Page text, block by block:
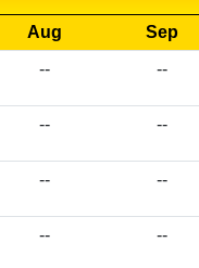
Aug Sep
-- --
-- --
-- --
-- --